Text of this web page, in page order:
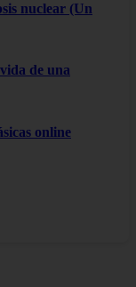
nuclear (Un
de una
online